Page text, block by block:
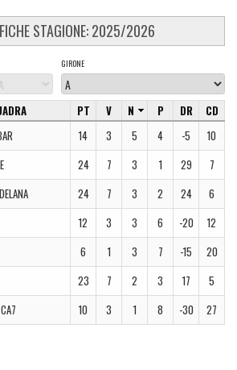
STAGIONE: 2025/2026
GIRONE
PT V N P DR
CD
14 3 5 4 -5
10
24 7 3 1 29
7
24 7 3 2 24
6
12 3 3 6 -20
12
6 1 3 7 -15
20
23 7 2 3 17
5
10 3 1 8 -30 27